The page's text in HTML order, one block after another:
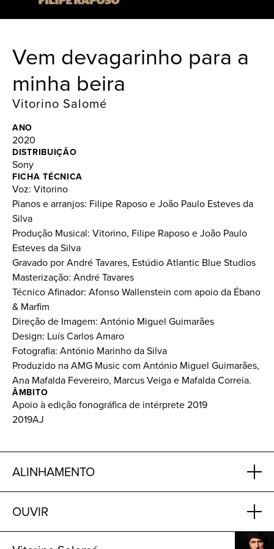
Vem devagarinho para a
minha beira
Vitorino Salomé
ANO
2020
DISTRIBUIÇÃO
Sony
FICHA TÉCNICA
Voz: Vitorino
Pianos e arranjos: Filipe Raposo e João Paulo Esteves da
Silva
Produção Musical: Vitorino, Filipe Raposo e João Paulo
Esteves da Silva
Gravado por André Tavares, Estúdio Atlantic Blue Studios
Masterização: André Tavares
Técnico Afinador: Afonso Wallenstein com apoio da Ébano
& Marfim
Direção de Imagem: António Miguel Guimarães
Design: Luís Carlos Amaro
Fotografia: António Marinho da Silva
Produzido na AMG Music com António Miguel Guimarães,
Ana Mafalda Fevereiro, Marcus Veiga e Mafalda Correia.
ÂMBITO
Apoio à edição fonográfica de intérprete 2019
2019AJ
ALINHAMENTO
OUVIR